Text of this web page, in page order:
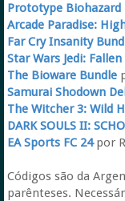
Prototype Biohazard
Arcade Paradise:
Far Cry Insanity
Star Wars Jedi:
The Bioware Bundle
Samurai Shodown
The Witcher 3: Wild
DARK SOULS II:
EA Sports FC 24por
Códigos são da
parênteses.